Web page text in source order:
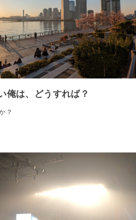
俺は、どうすれば？
？